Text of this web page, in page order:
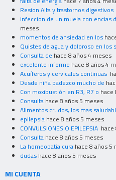
Resion Alta y trastornos digestivos
infeccion de un muela con encias
meses
momentos de ansiedad en los
Quistes de agua y doloroso en los
Consulta de hace 8 años 4 meses
excelente informe hace 8 años 4
Acuíferos y cervicales continuas
Desde niña padezco mucho de
Con moxibustión en R3, R7 o hace
Consulta hace 8 años 5 meses
Alimentos crudos, los mas
epilepsia hace 8 años 5 meses
CONVULSIONES O EPILEPSIA
Consulta hace 8 años 5 meses
La homeopatia cura hace 8 años 5
dudas hace 8 años 5 meses
MI CUENTA